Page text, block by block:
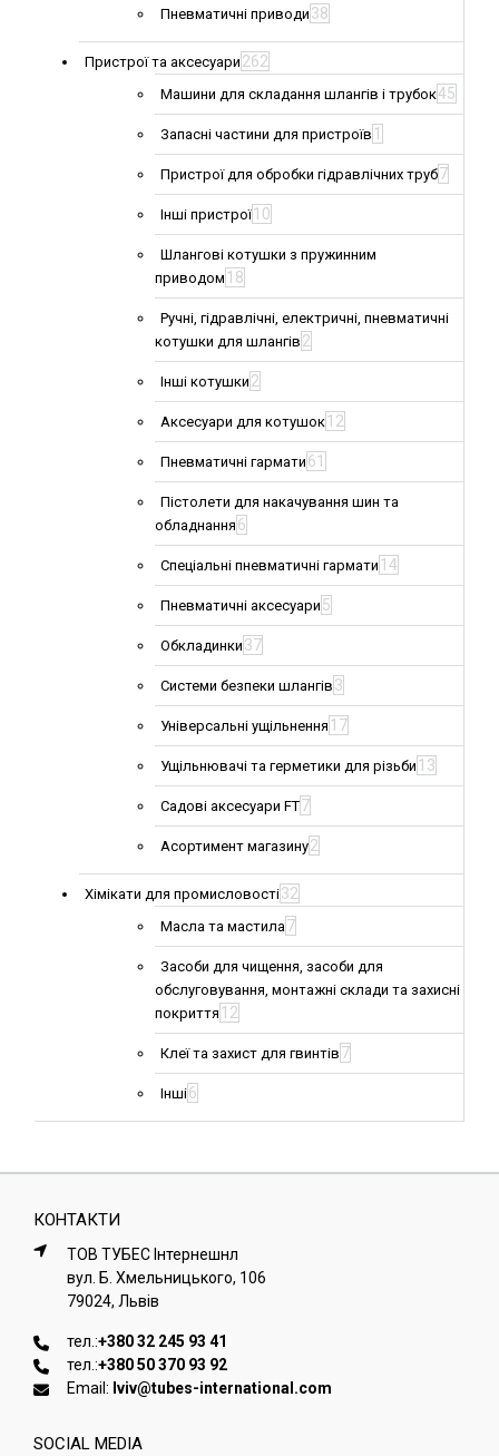
Пневматичні приводи 38
Пристрої та аксесуари 262
Машини для складання шлангів і трубок45
Запасні частини для пристроїв 1
Пристрої для обробки гідравлічних труб7
Інші пристрої 10
Шлангові котушки з пружинним
приводом 18
Ручні, гідравлічні, електричні, пневматичні
котушки для шлангів 2
Інші котушки 2
Аксесуари для котушок 12
Пневматичні гармати 61
Пістолети для накачування шин та
обладнання 6
Спеціальні пневматичні гармати 14
Пневматичні аксесуари 5
Обкладинки 37
Системи безпеки шлангів 3
Універсальні ущільнення 17
Ущільнювачі та герметики для різьби 13
Садові аксесуари FT7
Асортимент магазину2
Хімікати для промисловості32
Масла та мастила7
Засоби для чищення, засоби для
обслуговування, монтажні склади та захисні
покриття 12
Клеї та захист для гвинтів 7
Інші6
КОНТАКТИ
ТОВ ТУБЕС Iнтернешнл
вул. Б. Хмельницького, 106
79024, Львiв
тел.:+380 32 245 93 41
тел.:+380 50 370 93 92
Email: lviv@tubes-international.com
SOCIAL MEDIA